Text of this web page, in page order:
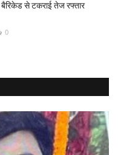
बैरिकेड से टकराई तेज रफ्तार
0